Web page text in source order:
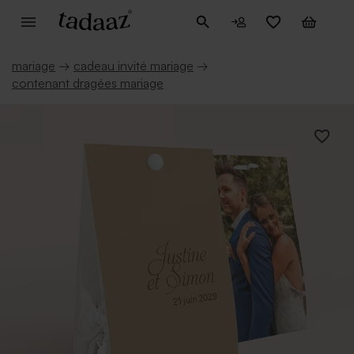
mariage → cadeau invité mariage →
contenant dragées mariage